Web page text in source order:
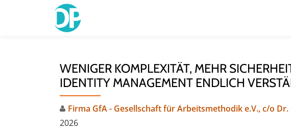
WENIGER KOMPLEXITÄT, MEHR
IDENTITY MANAGEMENT ENDLICH
Firma GfA - Gesellschaft für Arbeitsmethodik e.V., c/o Dr.
2026